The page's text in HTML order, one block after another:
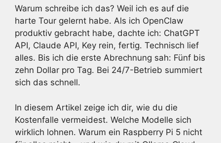
Warum schreibe ich das? Weil ich es auf die
harte Tour gelernt habe. Als ich OpenClaw
produktiv gebracht habe, dachte ich: ChatGPT
API, Claude API, Key rein, fertig. Technisch lief
alles. Bis ich die erste Abrechnung sah: Fünf bis
zehn Dollar pro Tag. Bei 24/7-Betrieb summiert
sich das schnell.
In diesem Artikel zeige ich dir, wie du die
Kostenfalle vermeidest. Welche Modelle sich
wirklich lohnen. Warum ein Raspberry Pi 5 nicht